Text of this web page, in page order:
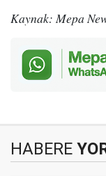
Kaynak: Mepa
HABERE